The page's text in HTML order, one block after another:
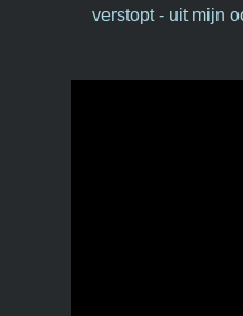
verstopt - uit mijn